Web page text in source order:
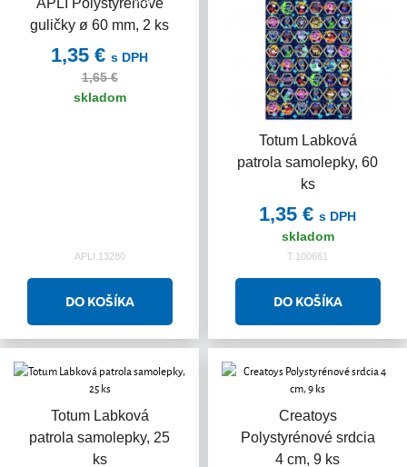
APLI Polystyrénové
guličky ø 60 mm, 2 ks
1,35 € s DPH
1,65 €
skladom
APLI.13280
Totum Labková
patrola samolepky, 60
ks
1,35 € s DPH
skladom
T.100661
Totum Labková
patrola samolepky, 25
ks
Creatoys
Polystyrénové srdcia
4 cm, 9 ks